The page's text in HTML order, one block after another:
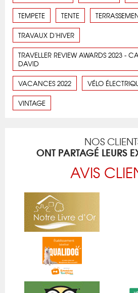
TEMPETE TENTE
TRAVAUX D'HIVER
TRAVELLER REVIEW AWARDS 2023 -
DAVID
VACANCES 2022 VÉLO
VINTAGE
NOS
ONT PARTAGÉ LEURS
AVIS